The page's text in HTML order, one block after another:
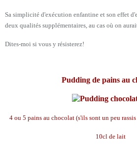
Sa simplicité d'exécution enfantine et son effet
deux qualités supplémentaires, au cas où on
Dites-moi si vous y résisterez!
Pudding de pains au
4 ou 5 pains au chocolat (s'ils sont un peu
10cl de lait